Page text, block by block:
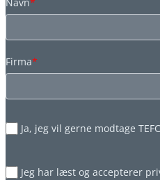
Firma*
Ja, jeg vil gerne modtage
Jeg har læst og accepterer